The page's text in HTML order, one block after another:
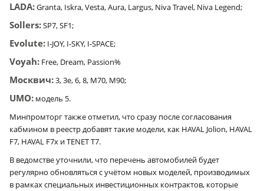
LADA:Granta, Iskra, Vesta, Aura, Largus, Niva Travel, Niva Legend;
Sollers:SP7, SF1;
Evolute: I‑JOY, I‑SKY, I‑SPACE;
Voyah: Free, Dream, Passion%
Москвич:3, 3е, 6, 8, М70, М90;
UMO: модель 5.
Минпромторг также отметил, что сразу после согласования
кабмином в реестр добавят такие модели, как HAVAL Jolion, HAVAL
F7, HAVAL F7x и TENET T7.
В ведомстве уточнили, что перечень автомобилей будет
регулярно обновляться с учётом новых моделей, производимых
в рамках специальных инвестиционных контрактов, которые